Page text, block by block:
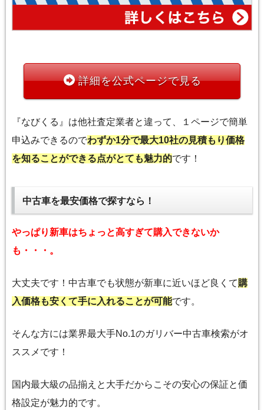
詳細を公式ページで見る
『なびくる』は他社査定業者と違って、１ページで簡単
申込みできるのでわずか1分で最大10社の見積もり価格
を知ることができる点がとても魅力的です！
中古車を最安価格で探すなら！
やっぱり新車はちょっと高すぎて購入できないか
も・・・。
大丈夫です！中古車でも状態が新車に近いほど良くて購
入価格も安くて手に入れることが可能です。
そんな方には業界最大手No.1のガリバー中古車検索がオ
ススメです！
国内最大級の品揃えと大手だからこその安心の保証と価
格設定が魅力的です。